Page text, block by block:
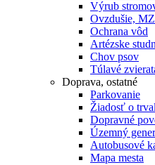
Výrub
Ovzdušie,
Ochrana vôd
Artézske
Chov psov
Túlavé
Doprava, ostatné
Parkovanie
Žiadosť o
Dopravné
Územný
Autobusové
Mapa mesta